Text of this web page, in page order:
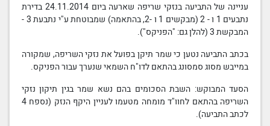
עניינה של התביעה בנזקי שריפה שארעה ביום 24.11.2014 בדירת
נתבעים 1 ו - 2 (מבקשים 1 ו -2, בהתאמה)
שמבוטחת
ע"י נתבעת 3 -
המבקשת 3 (להלן גם: "הפניקס").
בכתב התביעה נטען כי שמר תיקן בפועל את נזקי השריפה, שמקורה
במייבש מסוג סמסונג בהתאם לדו"ח השמאי שנערך עבור הפניקס.
הסעד המבוקש: השבת הסכומים בהם נשא שמר בגין תיקון נזקי
השריפה בהתאם לחוו"ד מומחה מטעמו לעניין היקף הנזק (נספח 4
לכתב התביעה).